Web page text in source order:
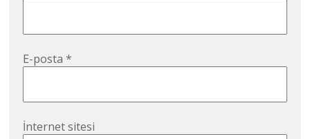
E-posta*
İnternet sitesi